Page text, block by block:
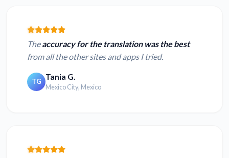
Theaccuracy for the translation was the best
from all the other sites and apps I tried.
TG Tania G.
Mexico City, Mexico